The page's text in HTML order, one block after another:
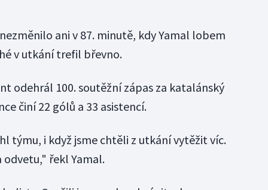
ani v 87. minutě, kdy Yamal lobem
v utkání trefil břevno.
odehrál 100. soutěžní zápas za katalánský
činí 22 gólů a 33 asistencí.
týmu, i když jsme chtěli z utkání vytěžit víc.
řekl Yamal.